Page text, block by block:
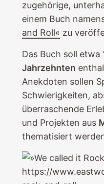
zugehörige,
einem Buch
and Roll« zu
Das Buch soll etwa
Jahrzehnten
Anekdoten sollen
Schwierigkeiten,
überraschende
und Projekten aus
thematisiert